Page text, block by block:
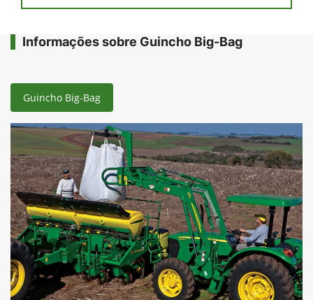
Informações sobre Guincho Big-Bag
Guincho Big-Bag